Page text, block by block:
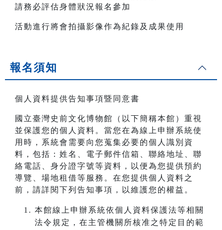
請務必評估身體狀況報名參加
活動進行將會拍攝影像作為紀錄及成果使用
報名須知
個人資料提供告知事項暨同意書
國立臺灣史前文化博物館（以下簡稱本館）重視
並保護您的個人資料。當您在為線上申辦系統使
用時，系統會需要向您蒐集必要的個人識別資
料，包括：姓名、電子郵件信箱、聯絡地址、聯
絡電話、身分證字號等資料，以便為您提供預約
導覽、場地租借等服務。在您提供個人資料之
前，請詳閱下列告知事項，以維護您的權益。
本館線上申辦系統依個人資料保護法等相關
法令規定，在主管機關所核准之特定目的範